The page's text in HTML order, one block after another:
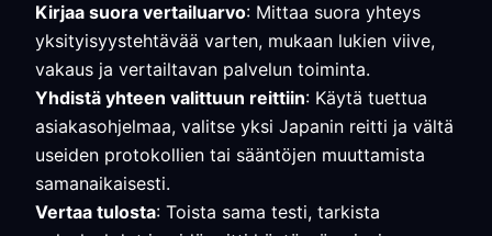
Kirjaa suora vertailuarvo: Mittaa suora yhteys
yksityisyystehtävää varten, mukaan lukien viive,
vakaus ja vertailtavan palvelun toiminta.
Yhdistä yhteen valittuun reittiin: Käytä tuettua
asiakasohjelmaa, valitse yksi Japanin reitti ja vältä
useiden protokollien tai sääntöjen muuttamista
samanaikaisesti.
Vertaa tulosta: Toista sama testi, tarkista